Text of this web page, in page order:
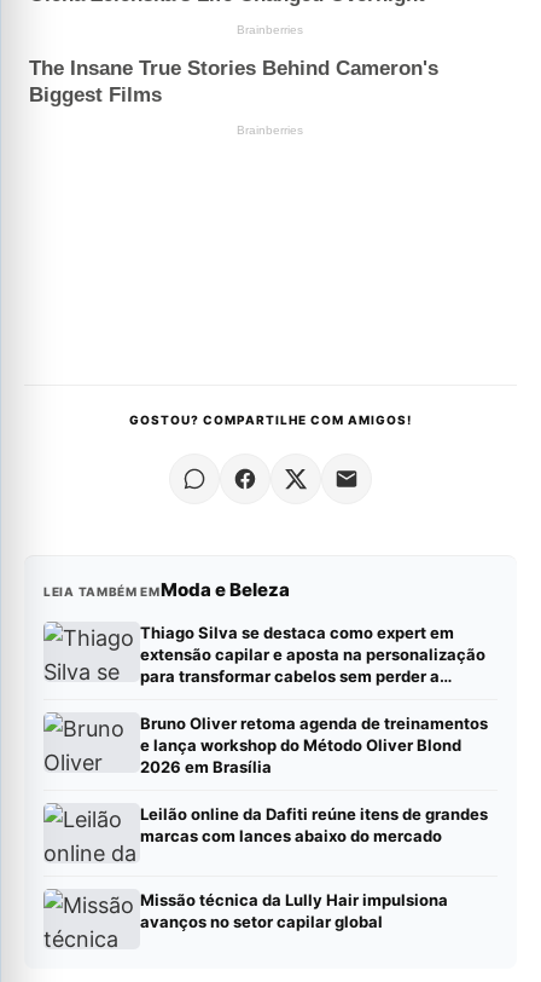
GOSTOU? COMPARTILHE COM AMIGOS!
LEIA TAMBÉM EMModa e Beleza
Thiago Silva se destaca como expert em
extensão capilar e aposta na personalização
para transformar cabelos sem perder a
Bruno Oliver retoma agenda de treinamentos
e lança workshop do Método Oliver Blond
2026 em Brasília
Leilão online da Dafiti reúne itens de grandes
marcas com lances abaixo do mercado
Missão técnica da Lully Hair impulsiona
avanços no setor capilar global